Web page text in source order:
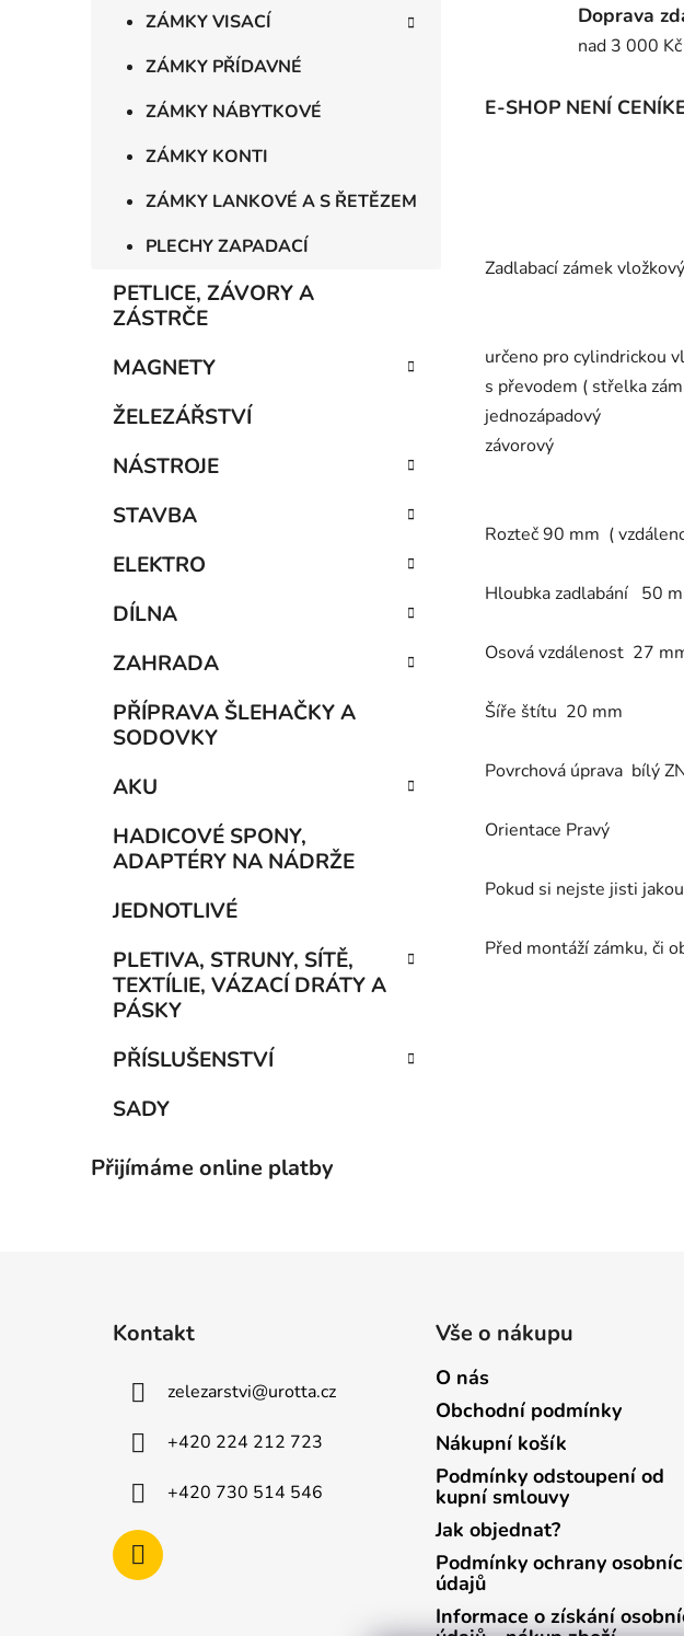
ZÁMKY VISACÍ
ZÁMKY PŘÍDAVNÉ
ZÁMKY NÁBYTKOVÉ
ZÁMKY KONTI
ZÁMKY LANKOVÉ A S ŘETĚZEM
PLECHY ZAPADACÍ
PETLICE, ZÁVORY A
ZÁSTRČE
MAGNETY
ŽELEZÁŘSTVÍ
NÁSTROJE
STAVBA
ELEKTRO
DÍLNA
ZAHRADA
PŘÍPRAVA ŠLEHAČKY A
SODOVKY
AKU
HADICOVÉ SPONY,
ADAPTÉRY NA NÁDRŽE
JEDNOTLIVÉ
PLETIVA, STRUNY, SÍTĚ,
TEXTÍLIE, VÁZACÍ DRÁTY A
PÁSKY
PŘÍSLUŠENSTVÍ
SADY
Přijímáme online platby
Doprava
nad 3 000 Kč
E-SHOP NENÍ
Zadlabací zámek
určeno pro cylindrickou
s převodem ( střelka
jednozápadový
závorový
Rozteč 90 mm (
Hloubka zadlabání 50
Osová vzdálenost 27
Šíře štítu 20 mm
Povrchová úprava bílý
Orientace Pravý
Pokud si nejste jisti
Před montáží zámku, či
Kontakt
zelezarstvi@urotta.cz
+420 224 212 723
+420 730 514 546
Vše o nákupu
O nás
Obchodní podmínky
Nákupní košík
Podmínky odstoupení od
kupní smlouvy
Jak objednat?
Podmínky ochrany
údajů
Informace o získání